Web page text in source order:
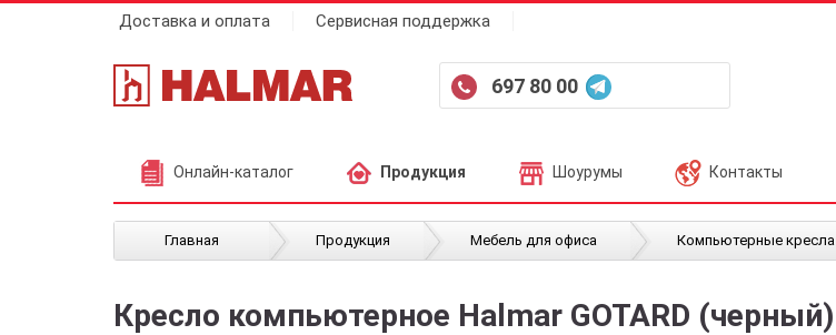
Доставка и оплата Сервисная поддержка
697 80 00
Онлайн-каталог Продукция Шоурумы Контакты
Главная / Продукция / Мебель для офиса / Компьютерные кресла
Кресло компьютерное Halmar GOTARD (черный)